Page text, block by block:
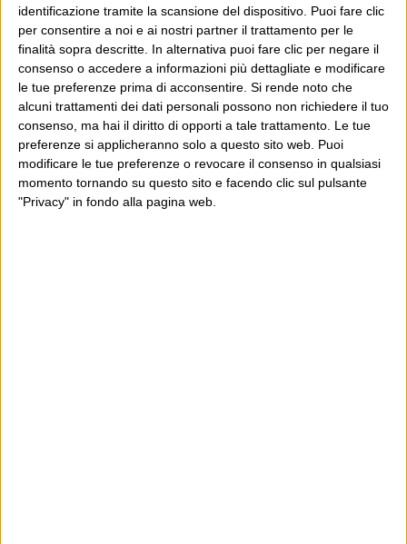
identificazione tramite la scansione del dispositivo. Puoi fare clic
per consentire a noi e ai nostri partner il trattamento per le
finalità sopra descritte. In alternativa puoi fare clic per negare il
consenso o accedere a informazioni più dettagliate e modificare
le tue preferenze prima di acconsentire. Si rende noto che
alcuni trattamenti dei dati personali possono non richiedere il tuo
consenso, ma hai il diritto di opporti a tale trattamento. Le tue
preferenze si applicheranno solo a questo sito web. Puoi
modificare le tue preferenze o revocare il consenso in qualsiasi
momento tornando su questo sito e facendo clic sul pulsante
"Privacy" in fondo alla pagina web.
E per i regali di Natale